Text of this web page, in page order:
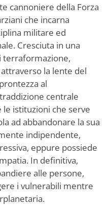
cannoniere della Forza
che incarna
militare ed
Cresciuta in una
terraformazione,
la lente del
al
centrale
istituzioni che serve
ad abbandonare la sua
indipendente,
eppure possiede
In definitiva,
alle persone,
i vulnerabili mentre